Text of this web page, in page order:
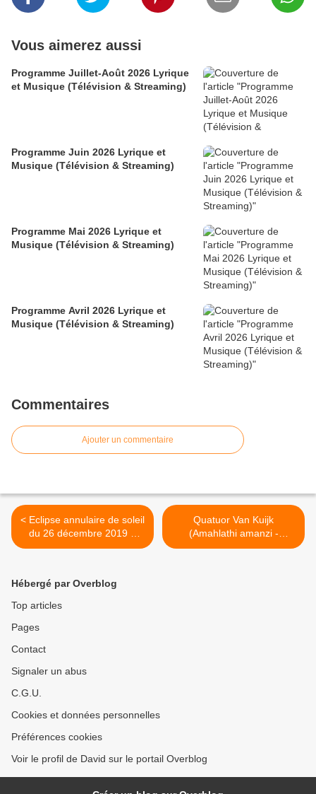
Vous aimerez aussi
Programme Juillet-Août 2026 Lyrique
et Musique (Télévision & Streaming)
Programme Juin 2026 Lyrique et
Musique (Télévision & Streaming)
Programme Mai 2026 Lyrique et
Musique (Télévision & Streaming)
Programme Avril 2026 Lyrique et
Musique (Télévision & Streaming)
Commentaires
Ajouter un commentaire
< Eclipse annulaire de soleil
du 26 décembre 2019 à
Oman
Quatuor Van Kuijk
(Amahlathi amanzi -
Wolfgang Rihm - Robert
Hébergé par Overblog
Top articles
Pages
Contact
Signaler un abus
C.G.U.
Cookies et données personnelles
Préférences cookies
Voir le profil de David sur le portail Overblog